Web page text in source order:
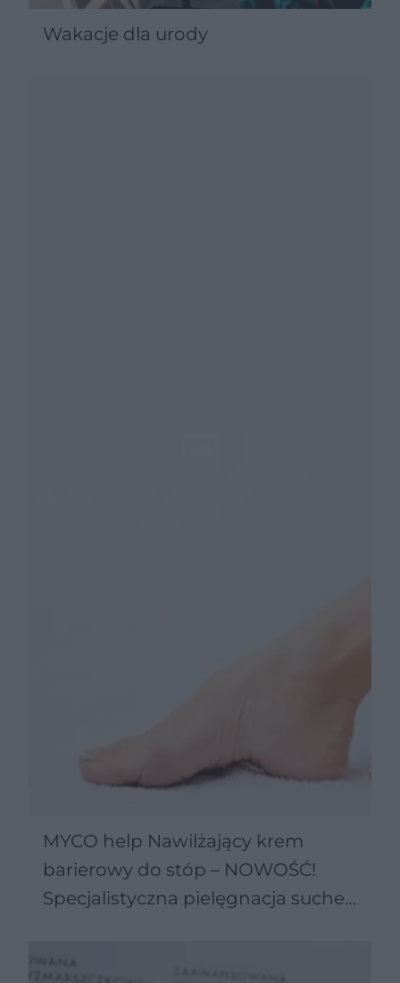
Wakacje dla urody
MYCO help Nawilżający krem
barierowy do stóp – NOWOŚĆ!
Specjalistyczna pielęgnacja suchej
z problemem grzybicy